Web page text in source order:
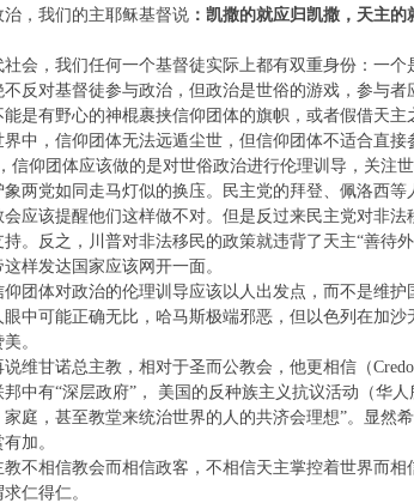
治，我们的主耶稣基督说 ：凯撒的就应归凯撒，天主的
社会，我们任何一个基督徒实际上都有双重身份：一
反对基督徒参与政治，但政治是世俗的游戏，参与
是有野心的神棍裹挟信仰团体的旗帜，或者假借天主
中，信仰团体无法远遁尘世，但信仰团体不适合直
信仰团体应该做的是对世俗政治进行伦理训导，关注
象两党如同走马灯似的换庒。民主党的拜登、佩洛西
会应该提醒他们这样做不对。但是反过来民主党对非
。反之，川普对非法移民的政策就违背了天主“善待
样发达国家应该网开一面。
仰团体对政治的伦理训导应该以人出发点，而不是维
眼中可能正确无比，哈马斯极端邪恶，但以色列在加
。
说维甘诺总主教，相对于圣而公教会，他更相信（
中有“深层政府”， 美国的反种族主义抗议活动（华
家庭，甚至教堂来统治世界的人的共济会理想”。显然
加。
教不相信教会而相信政客，不相信天主掌控着世界而
仁得仁。